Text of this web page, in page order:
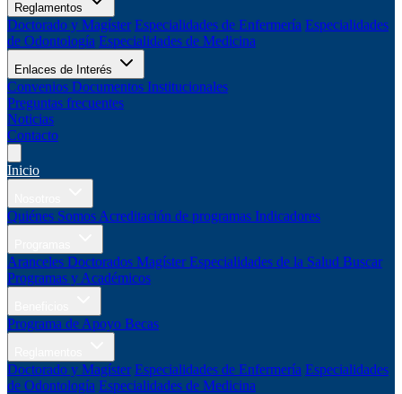
Reglamentos
Doctorado y Magíster Especialidades de Enfermería Especialidades
de Odontología Especialidades de Medicina
Enlaces de Interés
Convenios Documentos Institucionales
Preguntas frecuentes
Noticias
Contacto
Inicio
Quiénes Somos Acreditación de programas Indicadores
Aranceles Doctorados Magíster Especialidades de la Salud Buscar
Programas y Académicos
Programa de Apoyo Becas
Doctorado y Magíster Especialidades de Enfermería Especialidades
de Odontología Especialidades de Medicina